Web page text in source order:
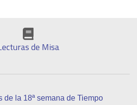
de Misa
de la 18ª semana de Tiempo